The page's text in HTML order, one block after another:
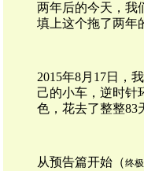
两年后的今天，我
填上这个拖了两年
2015年8月17日，
己的小车，逆时针
色，花去了整整83
从预告篇开始（终